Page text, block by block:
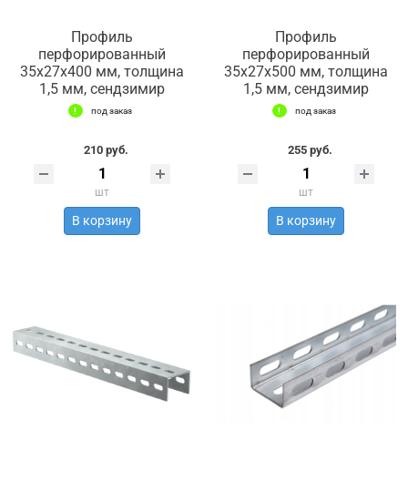
Профиль
перфорированный
35х27х400 мм, толщина
1,5 мм, сендзимир
под заказ
210 руб.
шт
В корзину
Профиль
перфорированный
35х27х500 мм, толщина
1,5 мм, сендзимир
под заказ
255 руб.
шт
В корзину